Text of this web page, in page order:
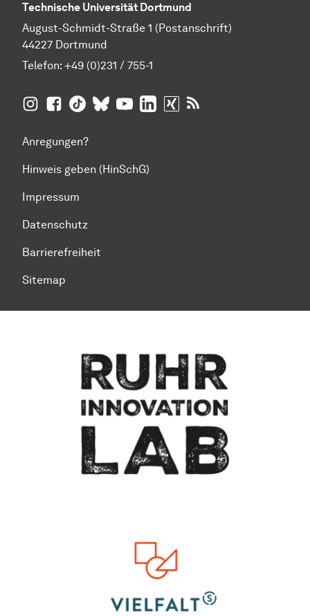
Technische Universität Dortmund
August-Schmidt-Straße 1 (Postanschrift)
44227 Dortmund
Telefon: +49 (0)231 / 755-1
TU Dortmund aufInsta­gram
TU Dortmund auf Facebook
TU Dortmund auf TikTok
TU Dortmund auf BlueSky
TU Dortmund auf YouTube
TU Dortmund auf LinkedIn
TU Dortmund auf XING
Anregungen?
Hinweis geben (HinSchG)
Impressum
Datenschutz
Barrierefreiheit
Sitemap